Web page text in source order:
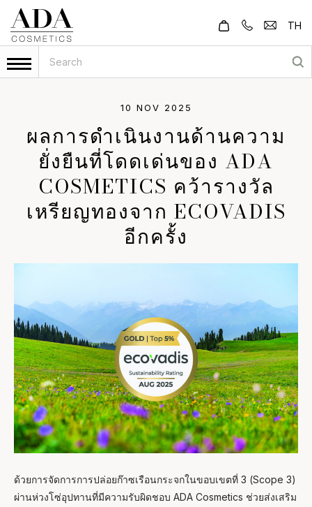
TH
10 NOV 2025
ผลการดำเนินงานด้านความ
ยั่งยืนที่โดดเด่นของ ADA
COSMETICS คว้ารางวัล
เหรียญทองจาก ECOVADIS
อีกครั้ง
ด้วยการจัดการการปล่อยก๊าซเรือนกระจกในขอบเขตที่ 3 (Scope 3)
ผ่านห่วงโซ่อุปทานที่มีความรับผิดชอบ ADA Cosmetics ช่วยส่งเสริม